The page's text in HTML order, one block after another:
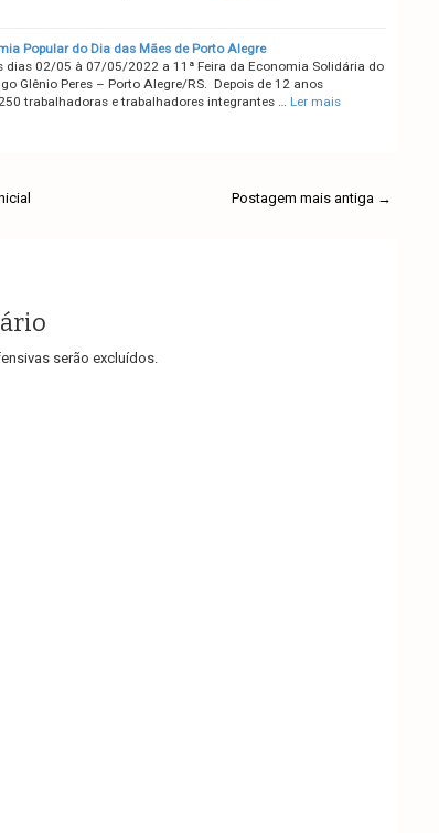
Popular do Dia das Mães de Porto Alegre
dias 02/05 à 07/05/2022 a 11ª Feira da Economia Solidária do
Glênio Peres – Porto Alegre/RS. Depois de 12 anos
trabalhadoras e trabalhadores integrantes …
Ler mais
Postagem mais antiga →
serão excluídos.